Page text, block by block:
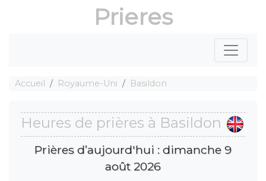
Prieres
Accueil Royaume-Uni Basildon
Heures de prières à Basildon
Prières d’aujourd'hui : dimanche 9
août 2026